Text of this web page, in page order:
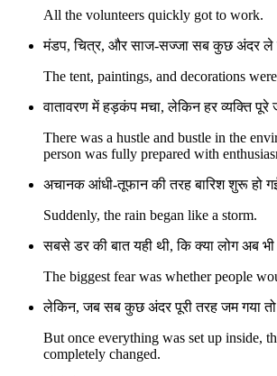
All the volunteers quickly got to work.
मंडप, चित्र, और साज-सज्जा सब कुछ अंदर ले
The tent, paintings, and decorations
वातावरण में हड़कंप मचा, लेकिन हर व्यक्ति पूरे
There was a hustle and bustle in the
person was fully prepared with
अचानक आंधी-तूफान की तरह बारिश शुरू हो
Suddenly, the rain began like a storm.
सबसे डर की बात यही थी, कि क्या लोग अब
The biggest fear was whether people
लेकिन, जब सब कुछ अंदर पूरी तरह जम गया तो
But once everything was set up inside,
completely changed.